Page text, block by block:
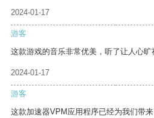
2024-01-17
游客
这款游戏的音乐非常优美，听了让人心旷
2024-01-17
游客
这款加速器VPM应用程序已经为我们带